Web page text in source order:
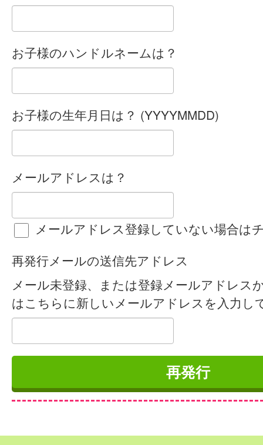
お子様のハンドルネームは？
お子様の生年月日は？ (YYYYMMDD)
メールアドレスは？
メールアドレス登録していない場合は
再発行メールの送信先アドレス
メール未登録、または登録メールアドレス
はこちらに新しいメールアドレスを入力し